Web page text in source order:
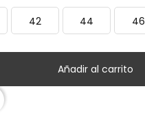
42 44 46
Añadir al carrito